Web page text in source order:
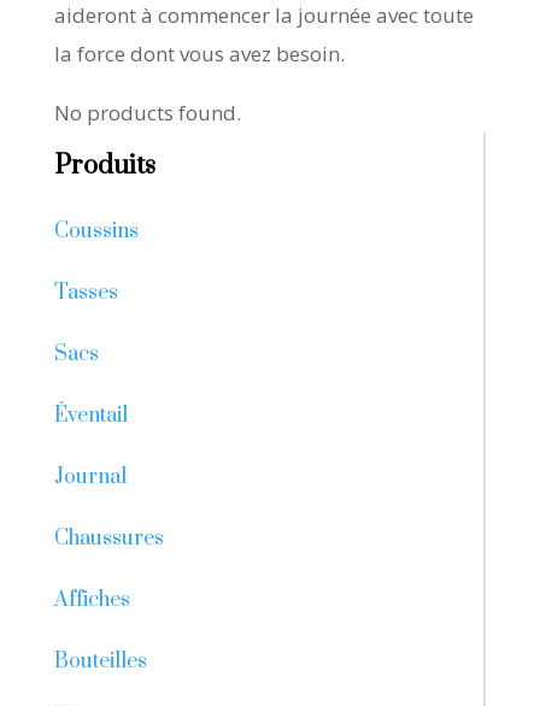
Produits
Coussins
Tasses
Sacs
Éventail
Journal
Chaussures
Affiches
Bouteilles
aideront à commencer la journée avec toute
la force dont vous avez besoin.
No products found.